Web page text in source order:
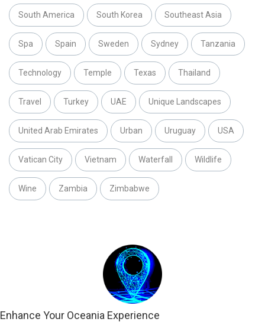
South America South Korea Southeast Asia
Spa Spain Sweden Sydney Tanzania
Technology Temple Texas Thailand
Travel Turkey UAE Unique Landscapes
United Arab Emirates Urban Uruguay USA
Vatican City Vietnam Waterfall Wildlife
Wine Zambia Zimbabwe
Enhance Your Oceania Experience